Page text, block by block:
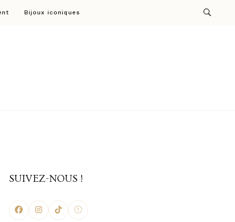
Bijoux iconiques
SUIVEZ-NOUS !